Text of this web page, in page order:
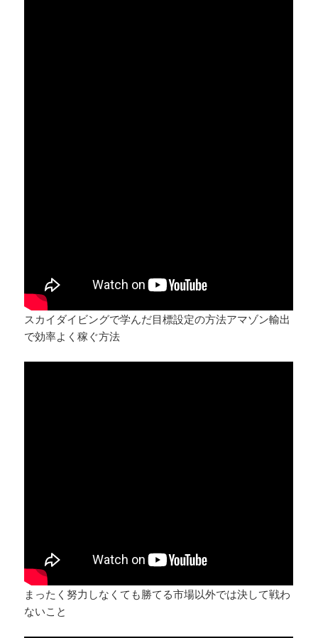
スカイダイビングで学んだ目標設定の方法アマゾン輸出
で効率よく稼ぐ方法
まったく努力しなくても勝てる市場以外では決して戦わ
ないこと